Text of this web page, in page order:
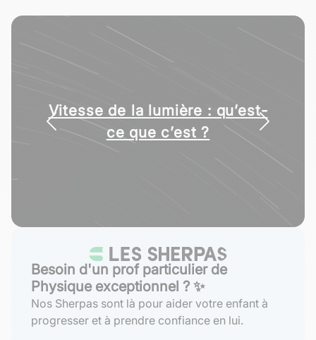
Vitesse de la lumière : qu’est-
ce que c’est ?
Besoin d'un prof particulier de
Physique exceptionnel ? ✨
Nos Sherpas sont là pour aider votre enfant à
progresser et à prendre confiance en lui.